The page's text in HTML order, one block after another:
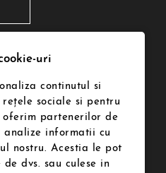
uri
continutul si
sociale si pentru
oferim partenerilor de
analize informatii cu
nostru. Acestia le pot
dvs. sau culese in